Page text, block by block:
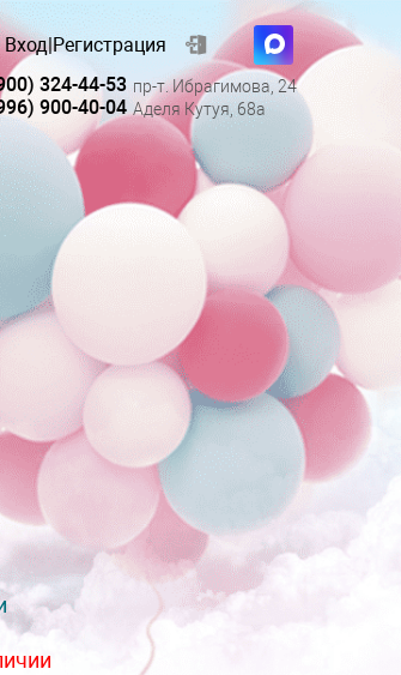
Вход|Регистрация
324-44-53 пр-т. Ибрагимова, 24
900-40-04 Аделя Кутуя, 68а